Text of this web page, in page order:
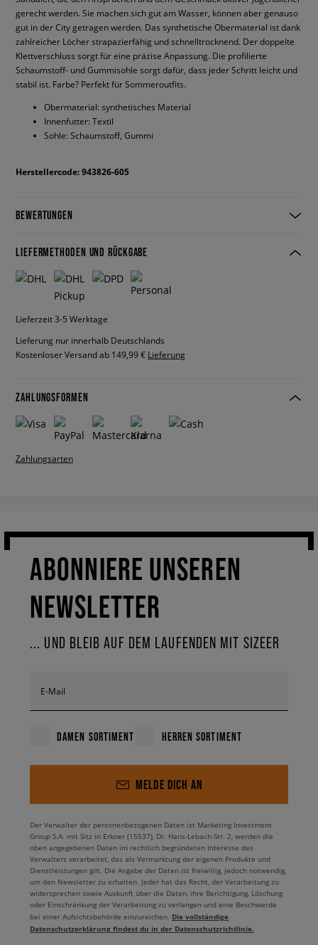
gerecht werden. Sie machen sich gut am Wasser, können aber genauso
gut in der City getragen werden. Das synthetische Obermaterial ist dank
zahlreicher Löcher strapazierfähig und schnelltrocknend. Der doppelte
Klettverschluss sorgt für eine präzise Anpassung. Die profilierte
Schaumstoff- und Gummisohle sorgt dafür, dass jeder Schritt leicht und
stabil ist. Farbe? Perfekt für Sommeroutfits.
Obermaterial: synthetisches Material
Innenfutter: Textil
Sohle: Schaumstoff, Gummi
Herstellercode: 943826-605
BEWERTUNGEN
LIEFERMETHODEN UND RÜCKGABE
Lieferzeit 3-5 Werktage
Lieferung nur innerhalb Deutschlands
Kostenloser Versand ab 149,99 € Lieferung
ZAHLUNGSFORMEN
Zahlungsarten
ABONNIERE UNSEREN
NEWSLETTER
... UND BLEIB AUF DEM LAUFENDEN MIT SIZEER
E-Mail
DAMEN SORTIMENT HERREN SORTIMENT
MELDE DICH AN
Der Verwalter der personenbezogenen Daten ist Marketing Investment
Group S.A. mit Sitz in Erkner (15537), Dr. Hans-Lebach-Str. 2, werden die
oben angegebenen Daten im rechtlich begründeten Interesse des
Verwalters verarbeitet, das als Vermarktung der eigenen Produkte und
Dienstleistungen gilt. Die Angabe der Daten ist freiwillig, jedoch notwendig,
um den Newsletter zu erhalten. Jeder hat das Recht, der Verarbeitung zu
widersprechen sowie Auskunft über die Daten, ihre Berichtigung, Löschung
oder Einschränkung der Verarbeitung zu verlangen und eine Beschwerde
bei einer Aufsichtsbehörde einzureichen. Die vollständige
Datenschutzerklärung findest du in der Datenschutzrichtlinie.